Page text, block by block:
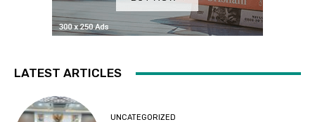
LATEST ARTICLES
UNCATEGORIZED